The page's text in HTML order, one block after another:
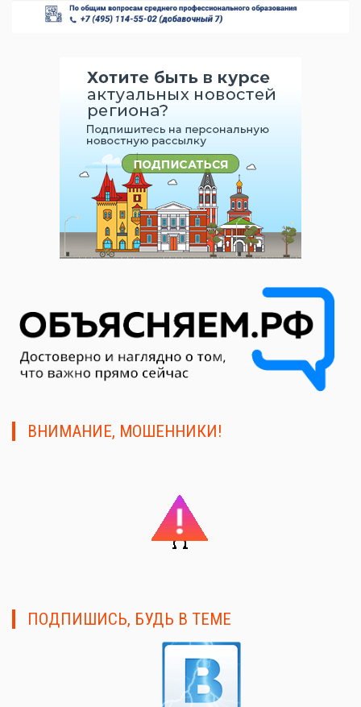
ВНИМАНИЕ, МОШЕННИКИ!
ПОДПИШИСЬ, БУДЬ В ТЕМЕ